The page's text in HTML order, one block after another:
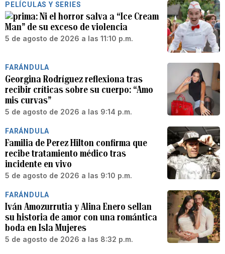
PELÍCULAS Y SERIES
Ni el horror salva a “Ice Cream
Man” de su exceso de violencia
5 de agosto de 2026 a las 11:10 p.m.
FARÁNDULA
Georgina Rodríguez reflexiona tras
recibir críticas sobre su cuerpo: “Amo
mis curvas”
5 de agosto de 2026 a las 9:14 p.m.
FARÁNDULA
Familia de Perez Hilton confirma que
recibe tratamiento médico tras
incidente en vivo
5 de agosto de 2026 a las 9:10 p.m.
FARÁNDULA
Iván Amozurrutia y Alina Enero sellan
su historia de amor con una romántica
boda en Isla Mujeres
5 de agosto de 2026 a las 8:32 p.m.